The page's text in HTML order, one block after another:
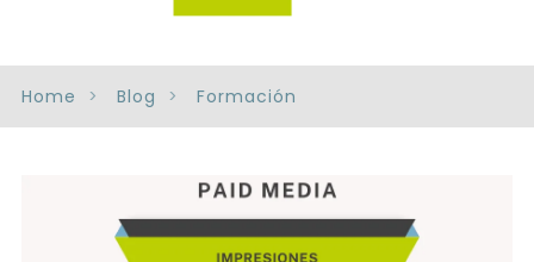
Home Blog Formación